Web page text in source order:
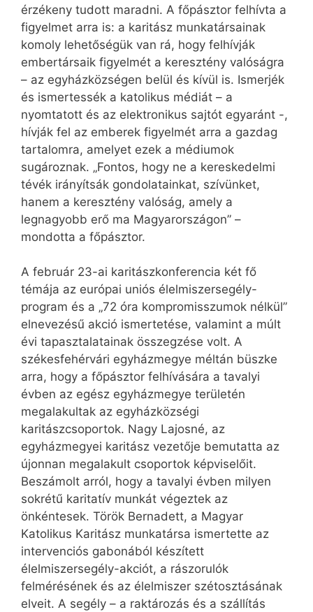
érzékeny tudott maradni. A főpásztor felhívta a
figyelmet arra is: a karitász munkatársainak
komoly lehetőségük van rá, hogy felhívják
embertársaik figyelmét a keresztény valóságra
– az egyházközségen belül és kívül is. Ismerjék
és ismertessék a katolikus médiát – a
nyomtatott és az elektronikus sajtót egyaránt -,
hívják fel az emberek figyelmét arra a gazdag
tartalomra, amelyet ezek a médiumok
sugároznak. „Fontos, hogy ne a kereskedelmi
tévék irányítsák gondolatainkat, szívünket,
hanem a keresztény valóság, amely a
legnagyobb erő ma Magyarországon” –
mondotta a főpásztor.
A február 23-ai karitászkonferencia két fő
témája az európai uniós élelmiszersegély-
program és a „72 óra kompromisszumok nélkül”
elnevezésű akció ismertetése, valamint a múlt
évi tapasztalatainak összegzése volt. A
székesfehérvári egyházmegye méltán büszke
arra, hogy a főpásztor felhívására a tavalyi
évben az egész egyházmegye területén
megalakultak az egyházközségi
karitászcsoportok. Nagy Lajosné, az
egyházmegyei karitász vezetője bemutatta az
újonnan megalakult csoportok képviselőit.
Beszámolt arról, hogy a tavalyi évben milyen
sokrétű karitatív munkát végeztek az
önkéntesek. Török Bernadett, a Magyar
Katolikus Karitász munkatársa ismertette az
intervenciós gabonából készített
élelmiszersegély-akciót, a rászorulók
felmérésének és az élelmiszer szétosztásának
elveit. A segély – a raktározás és a szállítás